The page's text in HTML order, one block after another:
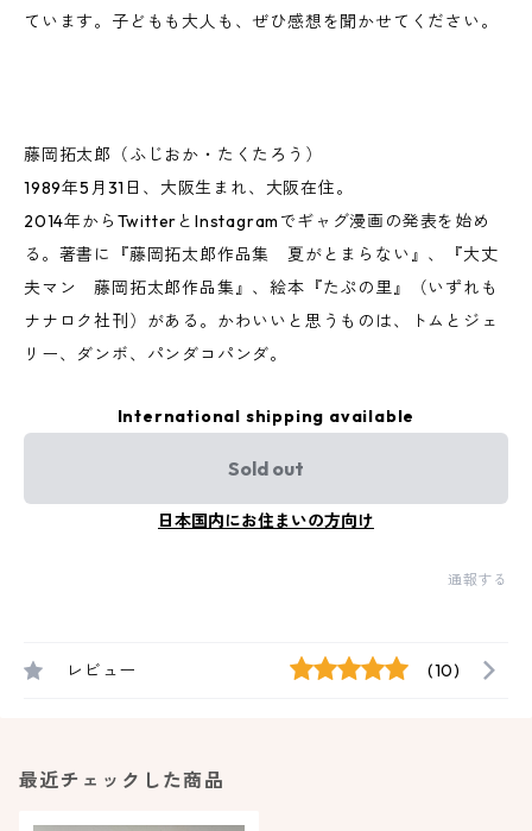
ています。子どもも大人も、ぜひ感想を聞かせてください。
藤岡拓太郎（ふじおか・たくたろう）
1989年5月31日、大阪生まれ、大阪在住。
2014年からTwitterとInstagramでギャグ漫画の発表を始め
る。著書に『藤岡拓太郎作品集 夏がとまらない』、『大丈
夫マン 藤岡拓太郎作品集』、絵本『たぷの里』（いずれも
ナナロク社刊）がある。かわいいと思うものは、トムとジェ
リー、ダンボ、パンダコパンダ。
International shipping available
Sold out
日本国内にお住まいの方向け
通報する
レビュー (10)
最近チェックした商品